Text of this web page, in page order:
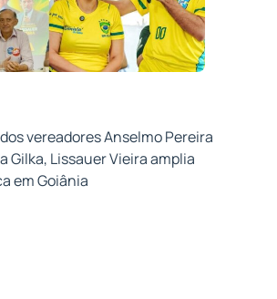
vereadores Anselmo Pereira
Gilka, Lissauer Vieira amplia
em Goiânia